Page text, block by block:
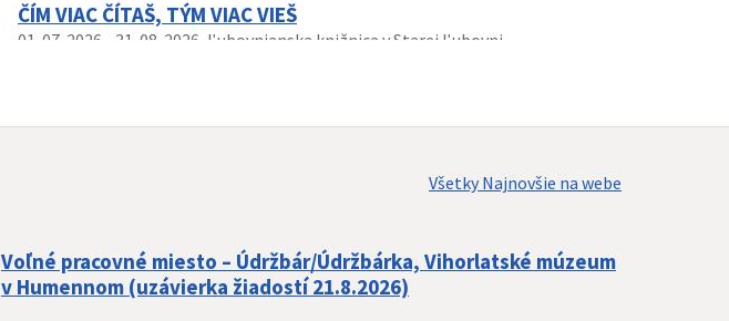
ČÍM VIAC ČÍTAŠ, TÝM VIAC VIEŠ
01. 07. 2026 - 31. 08. 2026 , Ľubovnianska knižnica v Starej Ľubovni
Všetky Najnovšie na webe
Voľné pracovné miesto – Údržbár/Údržbárka, Vihorlatské múzeum
v Humennom (uzávierka žiadostí 21.8.2026)